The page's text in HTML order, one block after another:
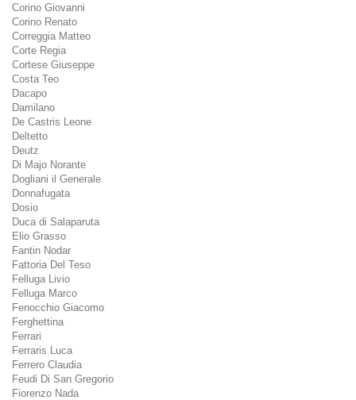
Corino Giovanni
Corino Renato
Correggia Matteo
Corte Regia
Cortese Giuseppe
Costa Teo
Dacapo
Damilano
De Castris Leone
Deltetto
Deutz
Di Majo Norante
Dogliani il Generale
Donnafugata
Dosio
Duca di Salaparuta
Elio Grasso
Fantin Nodar
Fattoria Del Teso
Felluga Livio
Felluga Marco
Fenocchio Giacomo
Ferghettina
Ferrari
Ferraris Luca
Ferrero Claudia
Feudi Di San Gregorio
Fiorenzo Nada